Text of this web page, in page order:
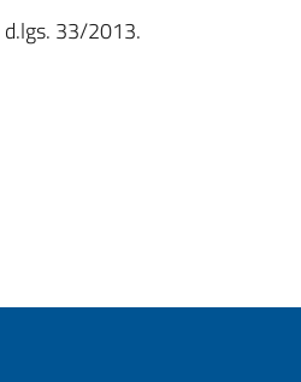
33/2013.